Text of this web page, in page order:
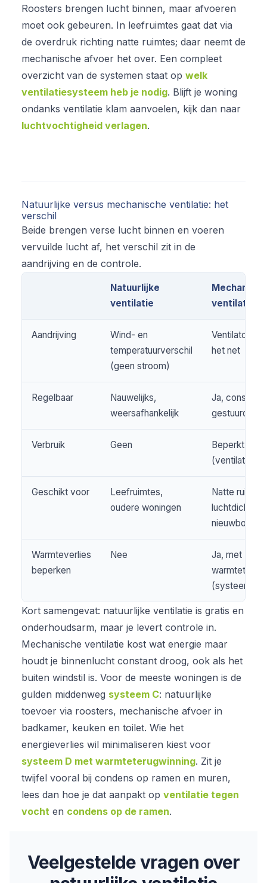
Roosters brengen lucht binnen, maar afvoeren
moet ook gebeuren. In leefruimtes gaat dat via
de overdruk richting natte ruimtes; daar neemt de
mechanische afvoer het over. Een compleet
overzicht van de systemen staat op welk
ventilatiesysteem heb je nodig. Blijft je woning
ondanks ventilatie klam aanvoelen, kijk dan naar
luchtvochtigheid verlagen.
Natuurlijke versus mechanische ventilatie: het
verschil
Beide brengen verse lucht binnen en voeren
vervuilde lucht af, het verschil zit in de
aandrijving en de controle.
Natuurlijke
ventilatie
ventilatie
Aandrijving
Wind- en
temperatuurverschil
(geen stroom)
het net
Regelbaar
Nauwelijks,
weersafhankelijk
Ja, constante
gestuurde
Verbruik Geen
Beperkt
Geschikt voor
Leefruimtes,
oudere woningen
Natte
luchtdichte
nieuwbouw
Warmteverlies
beperken
Nee
Ja, met
(systeem D)
Kort samengevat: natuurlijke ventilatie is gratis en
onderhoudsarm, maar je levert controle in.
Mechanische ventilatie kost wat energie maar
houdt je binnenlucht constant droog, ook als het
buiten windstil is. Voor de meeste woningen is de
gulden middenweg systeem C: natuurlijke
toevoer via roosters, mechanische afvoer in
badkamer, keuken en toilet. Wie het
energieverlies wil minimaliseren kiest voor
systeem D met warmteterugwinning. Zit je
twijfel vooral bij condens op ramen en muren,
lees dan hoe je dat aanpakt op ventilatie tegen
vocht en condens op de ramen.
Veelgestelde vragen over